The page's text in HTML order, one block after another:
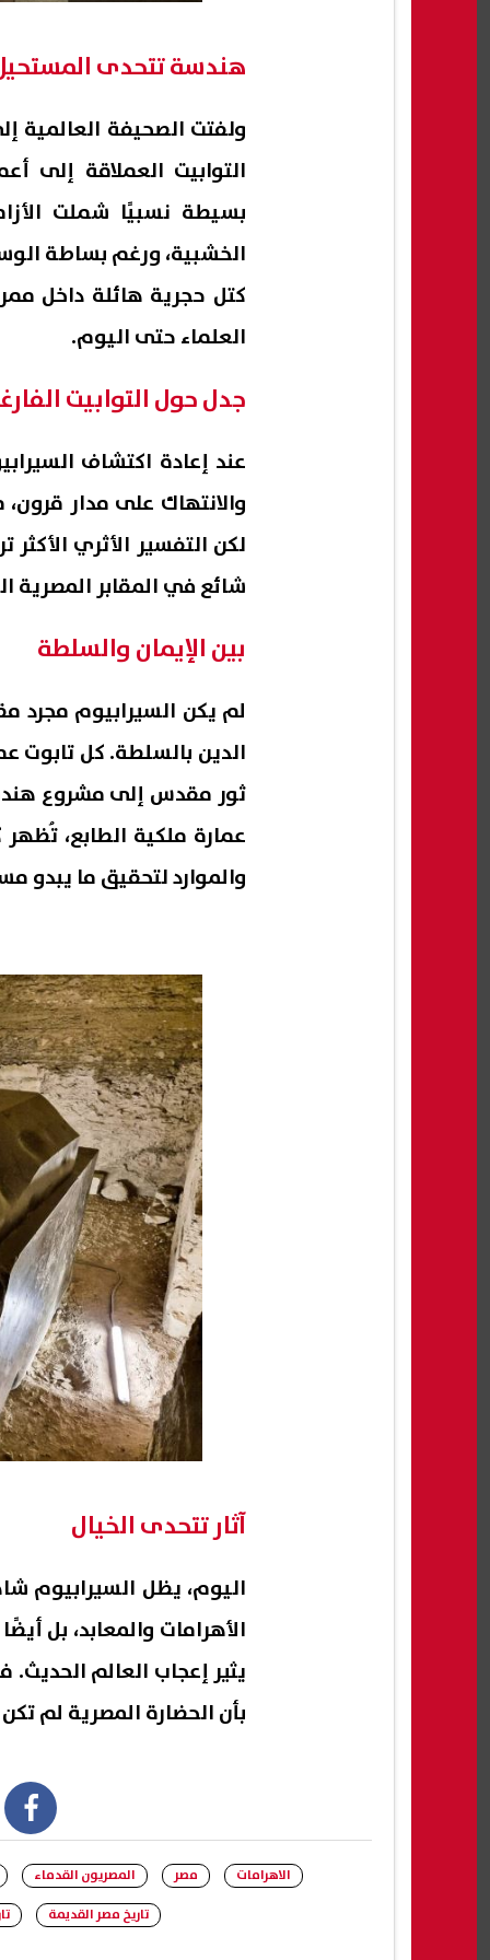
هندسة تتحدى
ولفتت الصحيفة العالمية
التوابيت العملاقة إلى
بسيطة نسبيًا شملت
الخشبية، ورغم بساطة
كتل حجرية هائلة داخل
العلماء حتى اليوم.
جدل حول التوابيت
عند إعادة اكتشاف
والانتهاك على مدار قرون،
لكن التفسير الأثري
شائع في المقابر المصرية
بين الإيمان والسلطة
لم يكن السيرابيوم مجرد
الدين بالسلطة. كل تابوت
ثور مقدس إلى مشروع
عمارة ملكية الطابع،
والموارد لتحقيق ما يبدو
آثار تتحدى الخيال
اليوم، يظل السيرابيوم
الأهرامات والمعابد، بل
يثير إعجاب العالم الحديث.
بأن الحضارة المصرية لم
الاهرامات مصر المصريون القدماء
تاريخ مصر القديمة